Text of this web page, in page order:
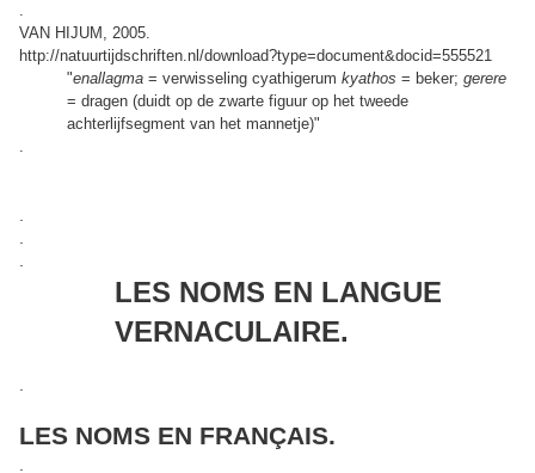
.
VAN HIJUM, 2005.
http://natuurtijdschriften.nl/download?type=document&docid=555521
"enallagma = verwisseling cyathigerum kyathos = beker; gerere
= dragen (duidt op de zwarte figuur op het tweede
achterlijfsegment van het mannetje)"
.
LES NOMS EN LANGUE
VERNACULAIRE.
LES NOMS EN FRANÇAIS.